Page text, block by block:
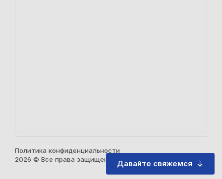
Давайте свяжемся
Политика конфиденциальности
2026 © Все права защищены